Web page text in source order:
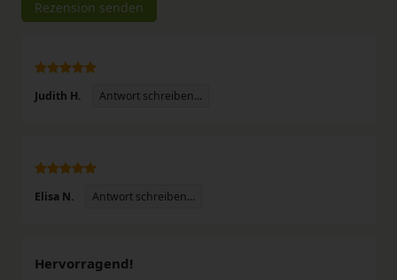
Rezension senden
Judith H. Antwort schreiben...
Elisa N. Antwort schreiben...
Hervorragend!